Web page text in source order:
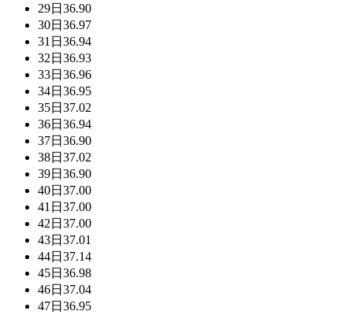
29日 36.90
30日 36.97
31日 36.94
32日 36.93
33日 36.96
34日 36.95
35日 37.02
36日 36.94
37日 36.90
38日 37.02
39日 36.90
40日 37.00
41日 37.00
42日 37.00
43日 37.01
44日 37.14
45日 36.98
46日 37.04
47日 36.95